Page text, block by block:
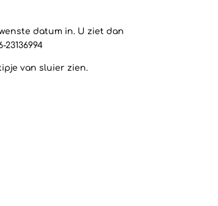
datum in. U ziet dan
van sluier zien.